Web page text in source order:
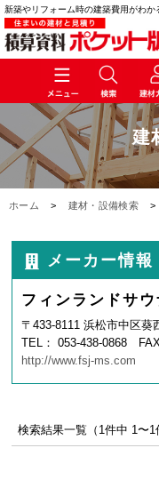
新築やリフォーム時の建築費用がわか
建
ホーム > 建材・設備検索 >
メーカー情報
フィンランドサ
〒433-8111 浜松市中区葵
TEL： 053-438-0868
http://www.fsj-ms.com
検索結果一覧（1件中 1〜1